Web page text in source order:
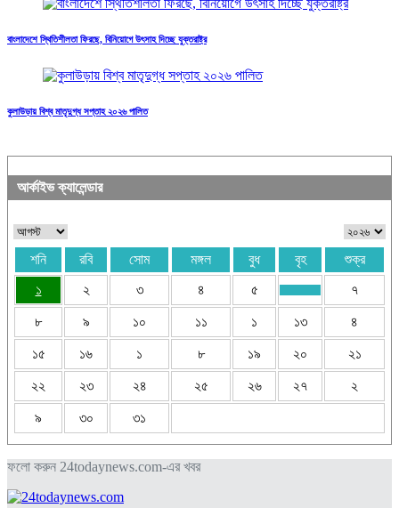
বাংলাদেশে স্থিতিশীলতা ফিরছে, বিনিয়োগে উৎসাহ দিচ্ছে যুক্তরাষ্ট্র
কুলাউড়ায় বিশ্ব মাতৃদুগ্ধ সপ্তাহ ২০২৬ পালিত
আর্কাইভ ক্যালেন্ডার
শনি রবি সোম মঙ্গল বুধ বৃহ
শুক্র
১
২ ৩ ৪ ৫ ৭
৮ ৯ ১০ ১১ ১ ১৩ ৪
১৫ ১৬ ১ ৮ ১৯ ২০ ২১
২২ ২৩ ২৪ ২৫ ২৬ ২৭ ২
৯ ৩০ ৩১
ফলো করুন 24todaynews.com-এর খবর